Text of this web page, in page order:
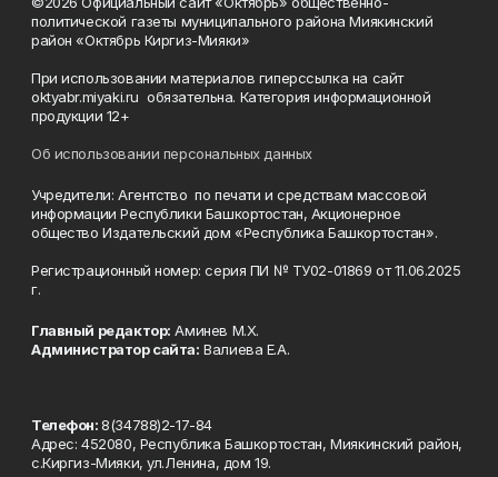
политической газеты муниципального района Миякинский
район «Октябрь Киргиз-Мияки»
При использовании материалов гиперссылка на сайт
oktyabr.miyaki.ru обязательна. Категория информационной
продукции 12+
Об использовании персональных данных
Учредители: Агентство по печати и средствам массовой
информации Республики Башкортостан, Акционерное
общество Издательский дом «Республика Башкортостан».
Регистрационный номер: серия ПИ № ТУ02-01869 от 11.06.2025
г.
Главный редактор: Аминев М.Х.
Администратор сайта: Валиева Е.А.
Телефон:8(34788)2-17-84
Адрес: 452080, Республика Башкортостан, Миякинский район,
с.Киргиз-Мияки, ул.Ленина, дом 19.